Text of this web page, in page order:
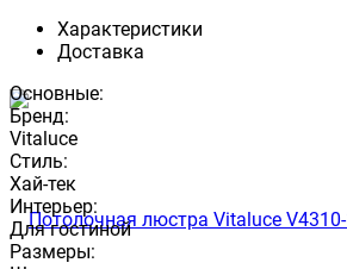
Характеристики
Доставка
Основные:
Бренд:
Vitaluce
Стиль:
Хай-тек
Интерьер:
Для гостиной
Размеры: